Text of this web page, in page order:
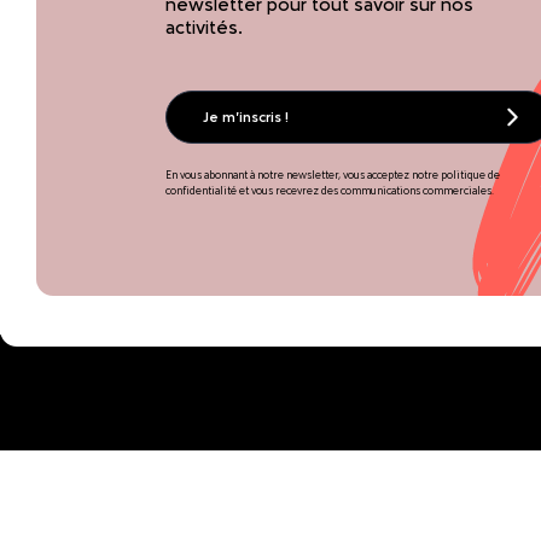
newsletter pour tout savoir sur nos
activités.
Je m'inscris !
En vous abonnant à notre newsletter, vous acceptez notre politique de
confidentialité et vous recevrez des communications commerciales.